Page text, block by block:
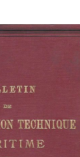
1895 1890